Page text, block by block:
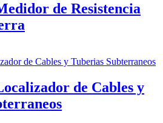
de Resistencia
de Cables y